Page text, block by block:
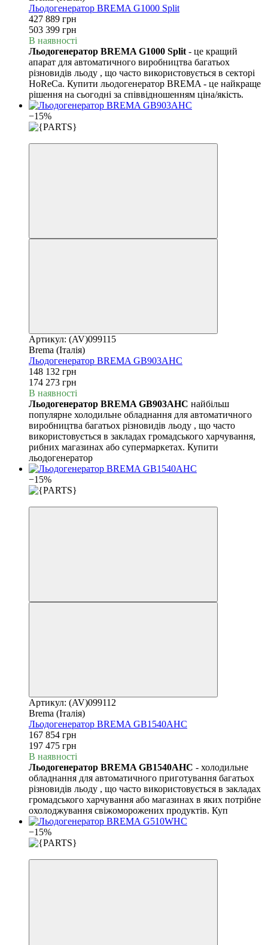
Льодогенератор BREMA G1000 Split
427 889 грн
503 399 грн
В наявності
Льодогенератор BREMA G1000 Split - це кращий
апарат для автоматичного виробництва багатьох
різновидів льоду , що часто використовується в секторі
HoReCa. Купити льодогенератор BREMA - це найкраще
рішення на сьогодні за співвідношенням ціна/якість.
−15%
Артикул: (AV)099115
Brema (Італія)
Льодогенератор BREMA GB903AHC
148 132 грн
174 273 грн
В наявності
Льодогенератор BREMA GB903AHC найбільш
популярне холодильне обладнання для автоматичного
виробництва багатьох різновидів льоду , що часто
використовується в закладах громадського харчування,
рибних магазинах або супермаркетах. Купити
льодогенератор
−15%
Артикул: (AV)099112
Brema (Італія)
Льодогенератор BREMA GB1540AHC
167 854 грн
197 475 грн
В наявності
Льодогенератор BREMA GB1540AHC - холодильне
обладнання для автоматичного приготування багатьох
різновидів льоду , що часто використовується в закладах
громадського харчування або магазинах в яких потрібне
охолоджування свіжоморожених продуктів. Куп
−15%